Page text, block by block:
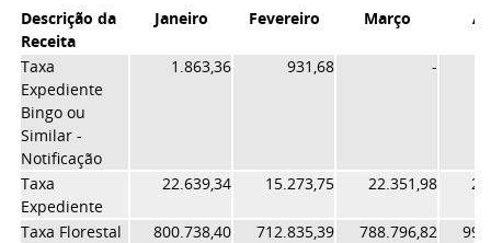
Descrição da
Receita
Janeiro Fevereiro Março
Taxa
Expediente
Bingo ou
Similar -
Notificação
1.863,36 931,68 -
Taxa
Expediente
22.639,34 15.273,75 22.351,98
Taxa Florestal 800.738,40 712.835,39 788.796,82